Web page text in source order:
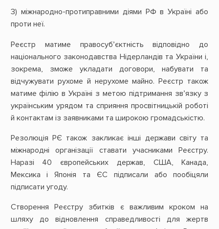
3) міжнародно-протиправними діями РФ в Україні або
проти неї.
Реєстр матиме правосуб’єктність відповідно до
національного законодавства Нідерландів та України і,
зокрема, зможе укладати договори, набувати та
відчужувати рухоме й нерухоме майно. Реєстр також
матиме філію в Україні з метою підтримання зв’язку з
українським урядом та сприяння просвітницькій роботі
й контактам із заявниками та широкою громадськістю.
Резолюція РЄ також закликає інші держави світу та
міжнародні організації ставати учасниками Реєстру.
Наразі 40 європейських держав, США, Канада,
Мексика і Японія та ЄС підписали або пообіцяли
підписати угоду.
Створення Реєстру збитків є важливим кроком на
шляху до відновлення справедливості для жертв